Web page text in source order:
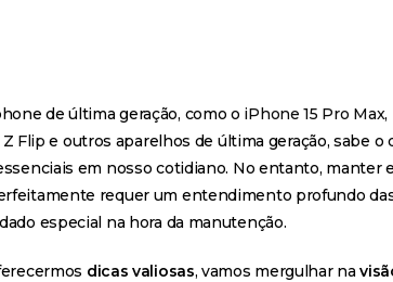
de última geração, como o iPhone 15 Pro Max,
Z Flip e outros aparelhos de última geração, sabe o
em nosso cotidiano. No entanto, manter
requer um entendimento profundo
especial na hora da manutenção.
dicas valiosas, vamos mergulhar na